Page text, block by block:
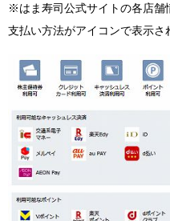
※はま寿司公式サイトの各店舗
支払い方法がアイコンで表示さ